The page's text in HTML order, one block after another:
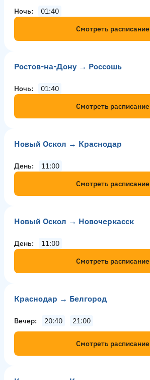
Ночь
01:40
Смотреть расписание
Ростов-на-Дону → Россошь
Ночь
01:40
Смотреть расписание
Новый Оскол → Краснодар
День
11:00
Смотреть расписание
Новый Оскол → Новочеркасск
День
11:00
Смотреть расписание
Краснодар → Белгород
Вечер 20:40 21:00
Смотреть расписание